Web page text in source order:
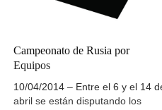
Campeonato de Rusia por
Equipos
10/04/2014 – Entre el 6 y el 14
abril se están disputando los